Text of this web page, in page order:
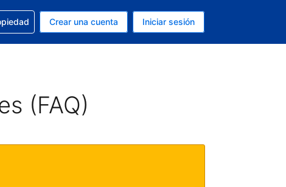
es Peso argentino
estás usando es Español (Argentina)
con tu reservaCrear una cuenta Iniciar sesión
(FAQ)